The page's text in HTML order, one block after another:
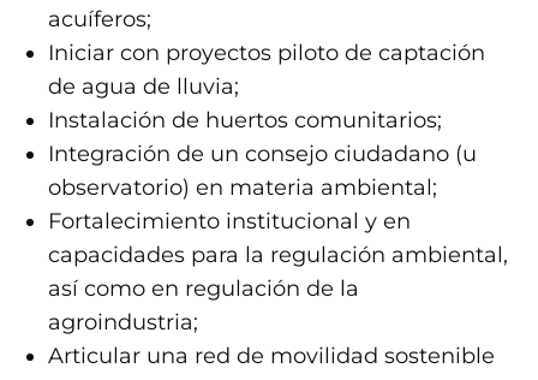
acuíferos;
Iniciar con proyectos piloto de captación
de agua de lluvia;
Instalación de huertos comunitarios;
Integración de un consejo ciudadano (u
observatorio) en materia ambiental;
Fortalecimiento institucional y en
capacidades para la regulación ambiental,
así como en regulación de la
agroindustria;
Articular una red de movilidad sostenible